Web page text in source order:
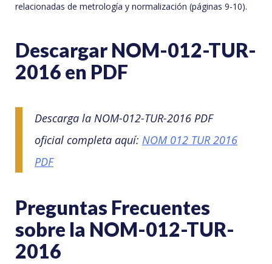
relacionadas de metrología y normalización (páginas 9-10).
Descargar NOM-012-TUR-
2016 en PDF
Descarga la NOM-012-TUR-2016 PDF
oficial completa aquí: NOM 012 TUR 2016
PDF
Preguntas Frecuentes
sobre la NOM-012-TUR-
2016